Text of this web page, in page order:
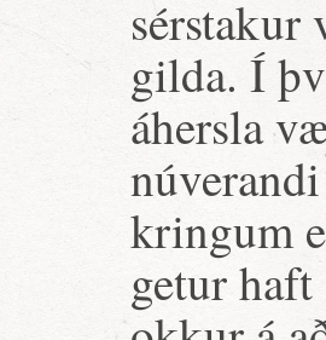
sérstakur
gilda. Í
áhersla
kringum
getur